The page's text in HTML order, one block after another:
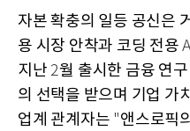
자본 확충의 일등 공신은
용 시장 안착과 코딩 전용
지난 2월 출시한 금융 연
의 선택을 받으며 기업 가
업계 관계자는 "앤스로픽